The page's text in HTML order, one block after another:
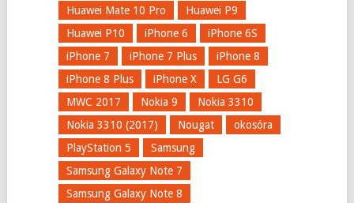
Huawei Mate 10 Pro
Huawei P9
Huawei P10
iPhone 6
iPhone 6S
iPhone 7
iPhone 7 Plus
iPhone 8
iPhone 8 Plus
iPhone X
LG G6
MWC 2017
Nokia 9
Nokia 3310
Nokia 3310 (2017)
Nougat
okosóra
PlayStation 5
Samsung
Samsung Galaxy Note 7
Samsung Galaxy Note 8